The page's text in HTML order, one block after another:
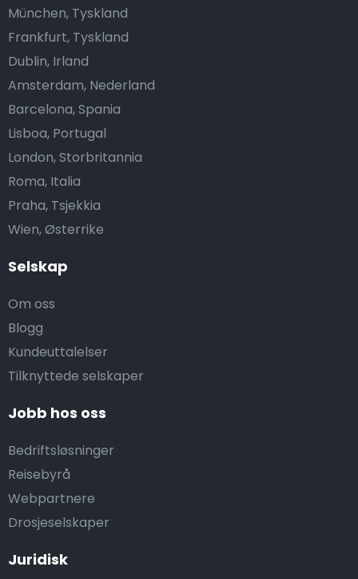
Selskap
Om oss
Blogg
Kundeuttalelser
Tilknyttede selskaper
Jobb hos oss
Bedriftsløsninger
Reisebyrå
Webpartnere
Drosjeselskaper
Juridisk
München, Tyskland
Frankfurt, Tyskland
Dublin, Irland
Amsterdam, Nederland
Barcelona, Spania
Lisboa, Portugal
London, Storbritannia
Roma, Italia
Praha, Tsjekkia
Wien, Østerrike